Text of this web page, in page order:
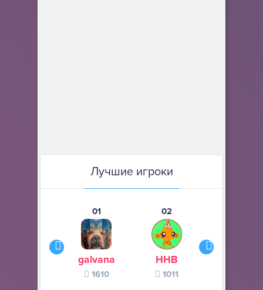
Лучшие игроки
01
galvana
1610
02
ННВ
1011